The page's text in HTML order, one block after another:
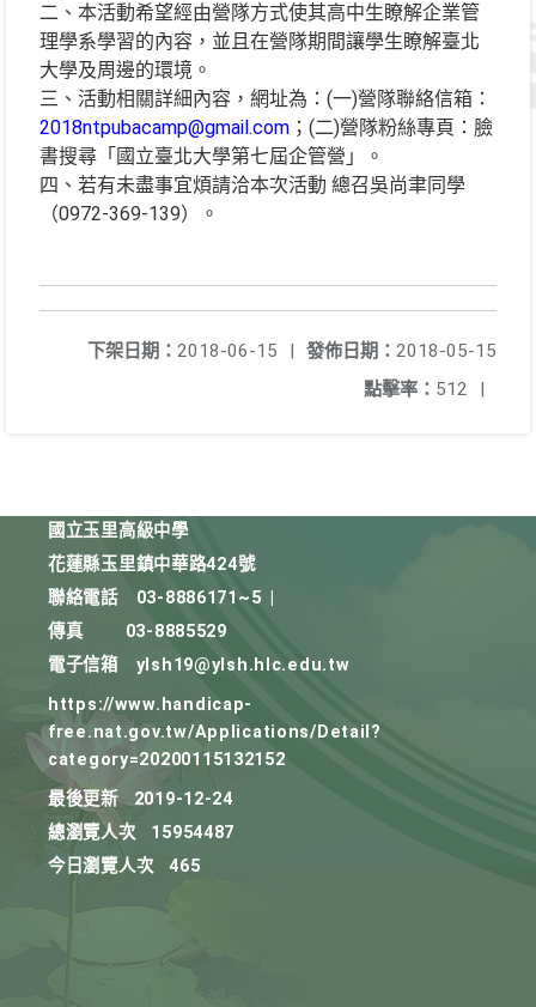
二、本活動希望經由營隊方式使其高中生瞭解企業管
理學系學習的內容，並且在營隊期間讓學生瞭解臺北
大學及周邊的環境。
三、活動相關詳細內容，網址為：(一)營隊聯絡信箱：
2018ntpubacamp@gmail.com ；(二)營隊粉絲專頁：臉
書搜尋「國立臺北大學第七屆企管營」。
四、若有未盡事宜煩請洽本次活動 總召吳尚聿同學
（0972-369-139）。
發佈日期： 2018-05-15
下架日期： 2018-06-15
|
點擊率： 512 |
國立玉里高級中學
花蓮縣玉里鎮中華路424號
聯絡電話
03-8886171~5
傳真
03-8885529
電子信箱
ylsh19@ylsh.hlc.edu.tw
https://www.handicap-
free.nat.gov.tw/Applications/Detail?
category=20200115132152
最後更新
2019-12-24
總瀏覽人次
15954487
今日瀏覽人次
465